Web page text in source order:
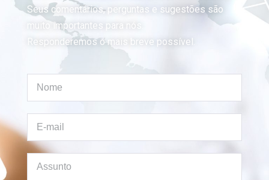
Seus comentários, perguntas e sugestões são
muito importantes para nós.
Responderemos o mais breve possível.